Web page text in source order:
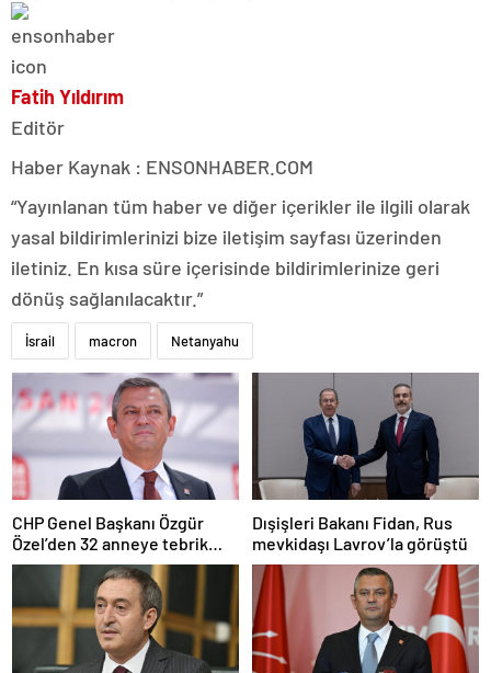
Fatih Yıldırım
Editör
Haber Kaynak : ENSONHABER.COM
“Yayınlanan tüm haber ve diğer içerikler ile ilgili olarak
yasal bildirimlerinizi bize iletişim sayfası üzerinden
iletiniz. En kısa süre içerisinde bildirimlerinize geri
dönüş sağlanılacaktır.”
İsrail macron Netanyahu
CHP Genel Başkanı Özgür
Özel’den 32 anneye tebrik
telefonu
Dışişleri Bakanı Fidan, Rus
mevkidaşı Lavrov’la görüştü